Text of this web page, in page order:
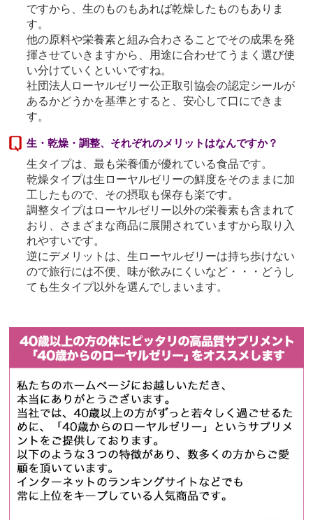
ですから、生のものもあれば乾燥したものもありま
す。
他の原料や栄養素と組み合わさることでその成果を発
揮させていきますから、用途に合わせてうまく選び使
い分けていくといいですね。
社団法人ローヤルゼリー公正取引協会の認定シールが
あるかどうかを基準とすると、安心して口にできま
す。
生・乾燥・調整、それぞれのメリットはなんですか？
生タイプは、最も栄養価が優れている食品です。
乾燥タイプは生ローヤルゼリーの鮮度をそのままに加
工したもので、その摂取も保存も楽です。
調整タイプはローヤルゼリー以外の栄養素も含まれて
おり、さまざまな商品に展開されていますから取り入
れやすいです。
逆にデメリットは、生ローヤルゼリーは持ち歩けない
ので旅行には不便、味が飲みにくいなど・・・どうし
ても生タイプ以外を選んでしまいます。